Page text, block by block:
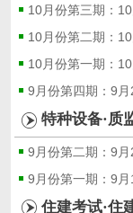
10月份第三期：
10月份第二期：
10月份第一期：
9月份第四期：9
特种设备·质
9月份第二期：9
9月份第一期：9
住建考试·住